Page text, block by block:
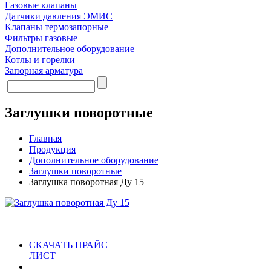
Газовые клапаны
Датчики давления ЭМИС
Клапаны термозапорные
Фильтры газовые
Дополнительное оборудование
Котлы и горелки
Запорная арматура
Заглушки поворотные
Главная
Продукция
Дополнительное оборудование
Заглушки поворотные
Заглушка поворотная Ду 15
СКАЧАТЬ ПРАЙС
ЛИСТ